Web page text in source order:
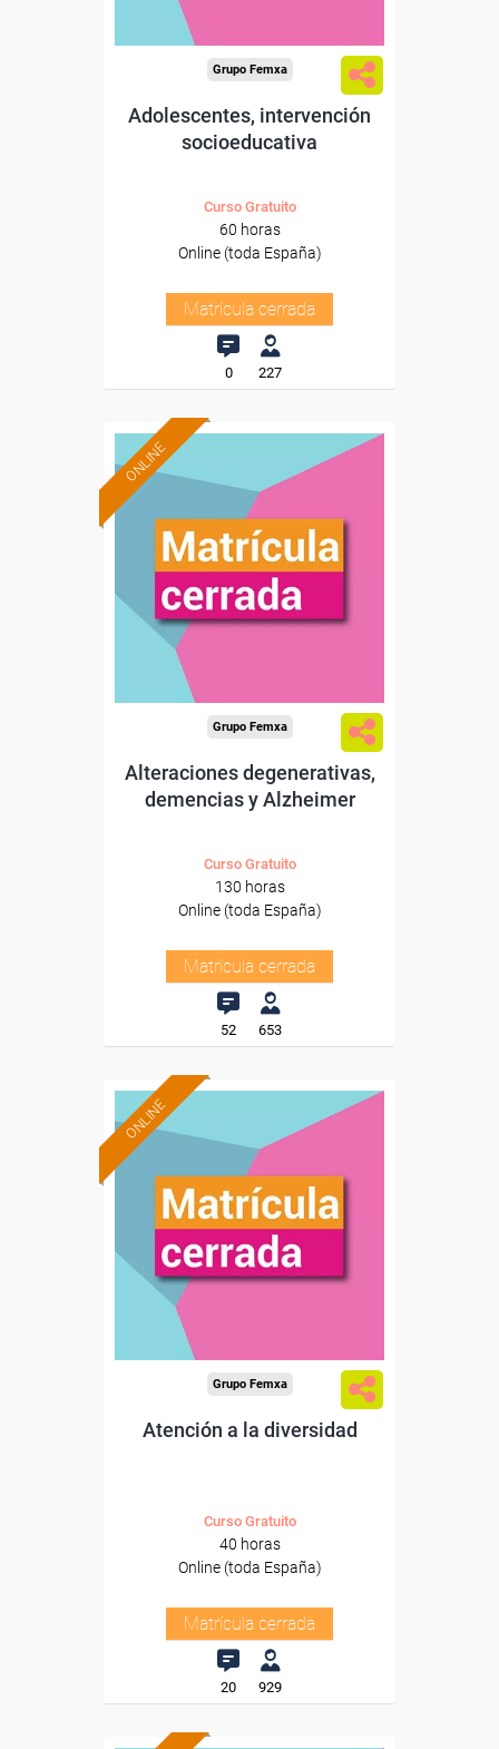
Grupo Femxa
Adolescentes, intervención
socioeducativa
Curso Gratuito
60 horas
Online (toda España)
Matrícula cerrada
0 227
ONLINE
Grupo Femxa
Alteraciones degenerativas,
demencias y Alzheimer
Curso Gratuito
130 horas
Online (toda España)
Matrícula cerrada
52 653
ONLINE
Grupo Femxa
Atención a la diversidad
Curso Gratuito
40 horas
Online (toda España)
Matrícula cerrada
20 929